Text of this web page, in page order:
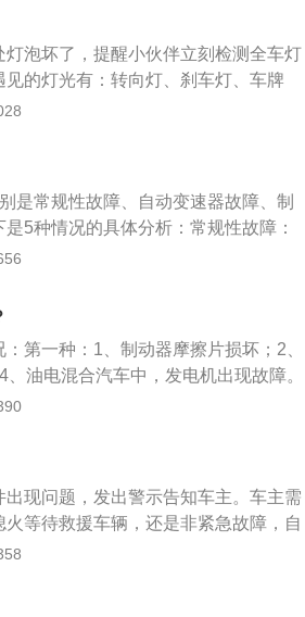
时汽车向一侧偏驶的现象，主要是左
原因可能是两侧制动元件间隙不等，
失效使制动蹄不能回位，车架变形，
器后汽车很容易起步，或在坡路上停
当，制动盘（鼓）表面不平，制动摩
。解决办法：点火以后会自动熄灭
驶员作汽车方向调整，为驾驶员减轻
车行驶的安全性、经济性上也一定的
盘的阻力会比平时大好几倍。而此故
盘转向阻力很大，所以车辆行驶非常
泡坏了，提醒小伙伴立刻检测全车灯
的灯光有：转向灯、刹车灯、车牌
、近光大灯等。灯具故障的常见原因
从而导致灯具烧毁，解决办法是更换
池导线接触不良，造成发电机空载电
蓄电池导线正确固定住并更换灯具；
电压过高，从而导致灯具烧毁，解决
。
是常规性故障、自动变速器故障、制
5种情况的具体分析：常规性故障：
表汽车的常规性能或者部件和功能发
行检修，查出故障来源。自动变速器
速器故障警告灯，说明变速箱存在故
换变速箱油。制动系统故障：括号圆
示，主要有制动系统发生故障和制动
事故。胎压异常：括号下面一横中间
到正常范围内。灯光故障：黄色灯泡
出现故障。解决方案：尽快去4s店检
灯、雾灯、内照明灯等常用的灯泡，
第一种：1、制动器摩擦片损坏；2、
油电混合汽车中，发电机出现故障。
否不足，若还亮起就要去修理厂更换
是否车灯出现故障，若没有故障还亮
况：汽车某个胎压出现问题。解决办
没有这种现象，就低速行驶寻找汽车
有气泵，可以给汽车充气。
现问题，发出警示告知车主。车主需
等待救援车辆，还是非紧急故障，自
有：制动系统警示灯、轮胎气压监测
因有：1、车子在打开点火开关后亮